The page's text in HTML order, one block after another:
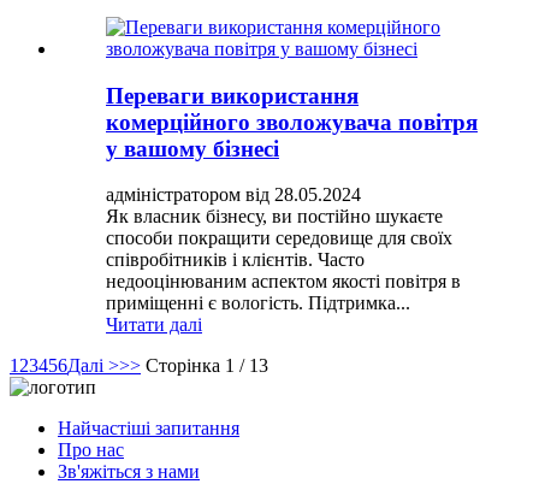
Переваги використання
комерційного зволожувача повітря
у вашому бізнесі
адміністратором від 28.05.2024
Як власник бізнесу, ви постійно шукаєте
способи покращити середовище для своїх
співробітників і клієнтів. Часто
недооцінюваним аспектом якості повітря в
приміщенні є вологість. Підтримка...
Читати далі
1 23456Далі >>> Сторінка 1 / 13
Найчастіші запитання
Про нас
Зв'яжіться з нами